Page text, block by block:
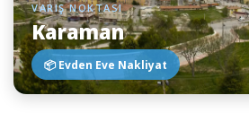
VARIŞ NOKTASI
Karaman
📦 Evden Eve Nakliyat